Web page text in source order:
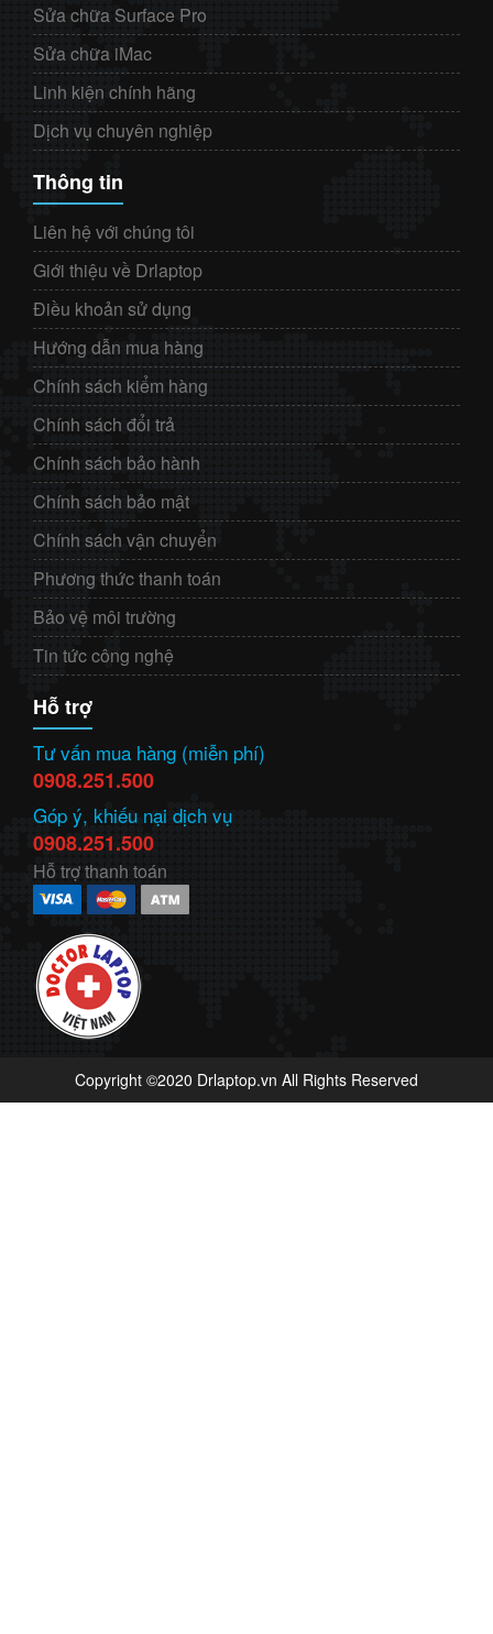
Sửa chữa Surface Pro
Sửa chữa iMac
Linh kiện chính hãng
Dịch vụ chuyên nghiệp
Thông tin
Liên hệ với chúng tôi
Giới thiệu về Drlaptop
Điều khoản sử dụng
Hướng dẫn mua hàng
Chính sách kiểm hàng
Chính sách đổi trả
Chính sách bảo hành
Chính sách bảo mật
Chính sách vận chuyển
Phương thức thanh toán
Bảo vệ môi trường
Tin tức công nghệ
Hỗ trợ
Tư vấn mua hàng (miễn phí)
0908.251.500
Góp ý, khiếu nại dịch vụ
0908.251.500
Hỗ trợ thanh toán
Copyright ©2020 Drlaptop.vn All Rights Reserved